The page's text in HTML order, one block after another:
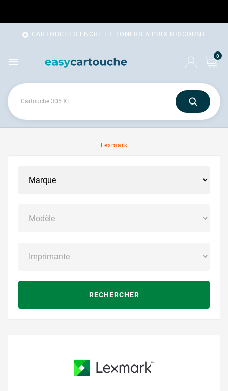
 CARTOUCHES ENCRE ET TONERS A PRIX DISCOUNT
 0
Lexmark
RECHERCHER